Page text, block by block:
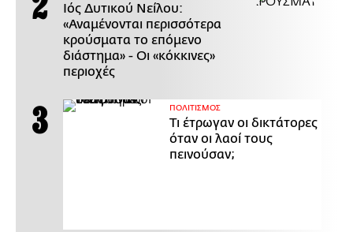
Ιός Δυτικού Νείλου:
«Αναμένονται περισσότερα
κρούσματα το επόμενο
διάστημα» - Οι «κόκκινες»
περιοχές
ΠΟΛΙΤΙΣΜΟΣ
Τι έτρωγαν οι δικτάτορες
όταν οι λαοί τους
πεινούσαν;